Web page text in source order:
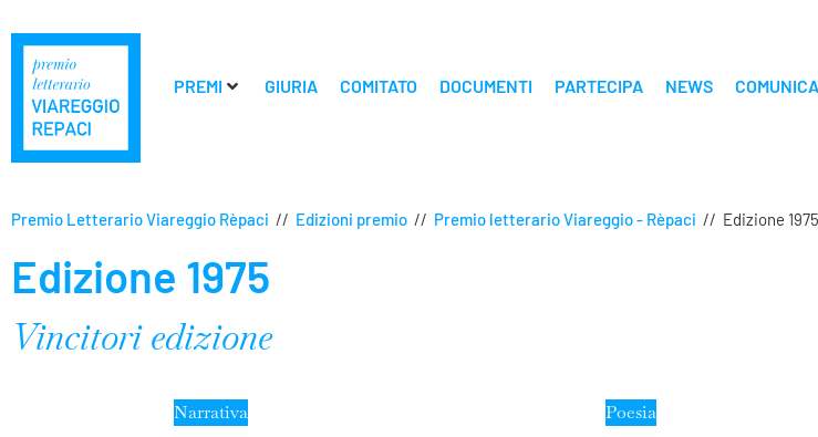
PREMI GIURIA COMITATO DOCUMENTI PARTECIPA NEWS
Premio Letterario Viareggio Rèpaci // Edizioni premio // Premio letterario Viareggio - Rèpaci // Edizione 1975
Edizione 1975
Vincitori edizione
Narrativa Poesia